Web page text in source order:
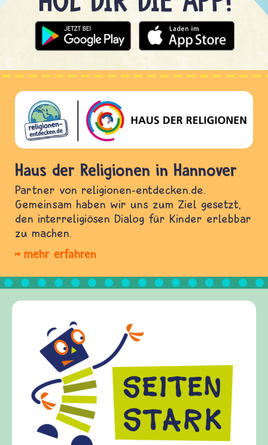
Haus der Religionen in Hannover
Partner von religionen-entdecken.de.
Gemeinsam haben wir uns zum Ziel gesetzt,
den interreligiösen Dialog für Kinder erlebbar
zu machen.
mehr erfahren
Frieden Fragen
frieden-fragen.de ist ein Internet-Angebot für
Kinder, Eltern und ErzieherInnen das zu
Fragen von Krieg und Frieden, Streit und
Gewalt informiert und einen Austausch zu
diesem Themenbereich ermöglicht. frieden-
fragen.de bietet Antworten auf wichtige